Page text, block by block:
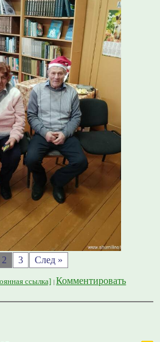
2 3 След »
ссылка] Комментировать